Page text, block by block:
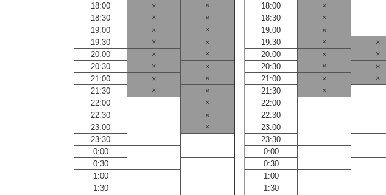
18:00
×
×
18:30
×
×
19:00
×
×
19:30
×
×
20:00
×
×
20:30
×
×
21:00
×
×
21:30
×
×
22:00
×
22:30
×
23:00
×
23:30
0:00
0:30
1:00
1:30
18:00
×
18:30
×
19:00
×
19:30
×
×
20:00
×
×
20:30
×
×
21:00
×
×
21:30
×
22:00
22:30
23:00
23:30
0:00
0:30
1:00
1:30